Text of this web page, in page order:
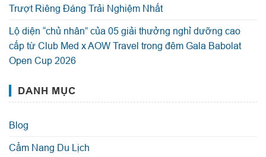
Trượt Riêng Đáng Trải Nghiệm Nhất
Lộ diện “chủ nhân” của 05 giải thưởng nghỉ dưỡng cao
cấp từ Club Med x AOW Travel trong đêm Gala Babolat
Open Cup 2026
DANH MỤC
Blog
Cẩm Nang Du Lịch